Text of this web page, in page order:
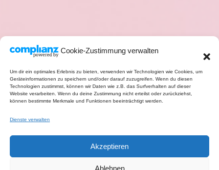
Cookie-Zustimmung verwalten
Um dir ein optimales Erlebnis zu bieten, verwenden wir Technologien wie Cookies, um
Geräteinformationen zu speichern und/oder darauf zuzugreifen. Wenn du diesen
Technologien zustimmst, können wir Daten wie z.B. das Surfverhalten auf dieser
Website verarbeiten. Wenn du deine Zustimmung nicht erteilst oder zurückziehst,
können bestimmte Merkmale und Funktionen beeinträchtigt werden.
Dienste verwalten
Akzeptieren
Ablehnen